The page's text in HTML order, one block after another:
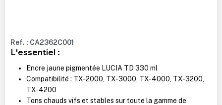
Ref. : CA2362C001
L'essentiel :
Encre jaune pigmentée LUCIA TD 330 ml
Compatibilité : TX-2000, TX-3000, TX-4000, TX-3200,
TX-4200
Tons chauds vifs et stables sur toute la gamme de